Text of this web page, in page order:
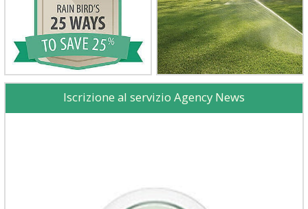
Iscrizione al servizio Agency News